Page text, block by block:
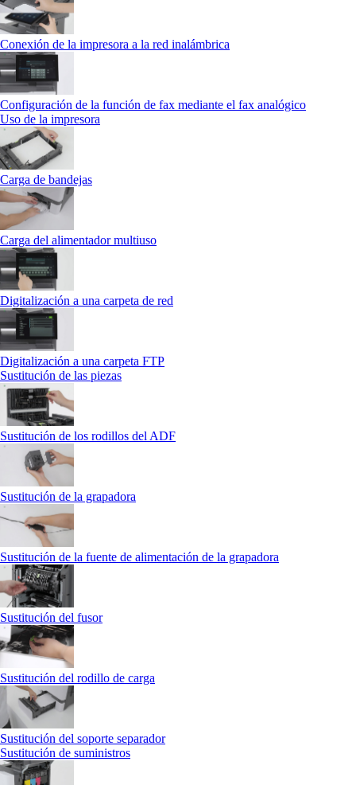
Conexión de la impresora a la red inalámbrica
Configuración de la función de fax mediante el fax analógico
Uso de la impresora
Carga de bandejas
Carga del alimentador multiuso
Digitalización a una carpeta de red
Digitalización a una carpeta FTP
Sustitución de las piezas
Sustitución de los rodillos del ADF
Sustitución de la grapadora
Sustitución de la fuente de alimentación de la grapadora
Sustitución del fusor
Sustitución del rodillo de carga
Sustitución del soporte separador
Sustitución de suministros